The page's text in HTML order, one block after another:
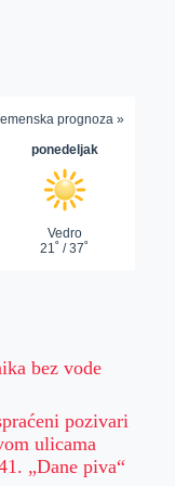
bez vode
pozivari
ulicama
„Dane piva“